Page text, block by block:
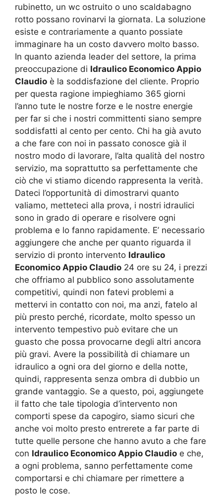
rubinetto, un wc ostruito o uno scaldabagno
rotto possano rovinarvi la giornata. La soluzione
esiste e contrariamente a quanto possiate
immaginare ha un costo davvero molto basso.
In quanto azienda leader del settore, la prima
preoccupazione di Idraulico Economico Appio
Claudio è la soddisfazione del cliente. Proprio
per questa ragione impieghiamo 365 giorni
l’anno tute le nostre forze e le nostre energie
per far si che i nostri committenti siano sempre
soddisfatti al cento per cento. Chi ha già avuto
a che fare con noi in passato conosce già il
nostro modo di lavorare, l’alta qualità del nostro
servizio, ma soprattutto sa perfettamente che
ciò che vi stiamo dicendo rappresenta la verità.
Dateci l’opportunità di dimostrarvi quanto
valiamo, metteteci alla prova, i nostri idraulici
sono in grado di operare e risolvere ogni
problema e lo fanno rapidamente. E’ necessario
aggiungere che anche per quanto riguarda il
servizio di pronto intervento Idraulico
Economico Appio Claudio 24 ore su 24, i prezzi
che offriamo al pubblico sono assolutamente
competitivi, quindi non fatevi problemi a
mettervi in contatto con noi, ma anzi, fatelo al
più presto perché, ricordate, molto spesso un
intervento tempestivo può evitare che un
guasto che possa provocarne degli altri ancora
più gravi. Avere la possibilità di chiamare un
idraulico a ogni ora del giorno e della notte,
quindi, rappresenta senza ombra di dubbio un
grande vantaggio. Se a questo, poi, aggiungete
il fatto che tale tipologia d’intervento non
comporti spese da capogiro, siamo sicuri che
anche voi molto presto entrerete a far parte di
tutte quelle persone che hanno avuto a che fare
con Idraulico Economico Appio Claudio e che,
a ogni problema, sanno perfettamente come
comportarsi e chi chiamare per rimettere a
posto le cose.